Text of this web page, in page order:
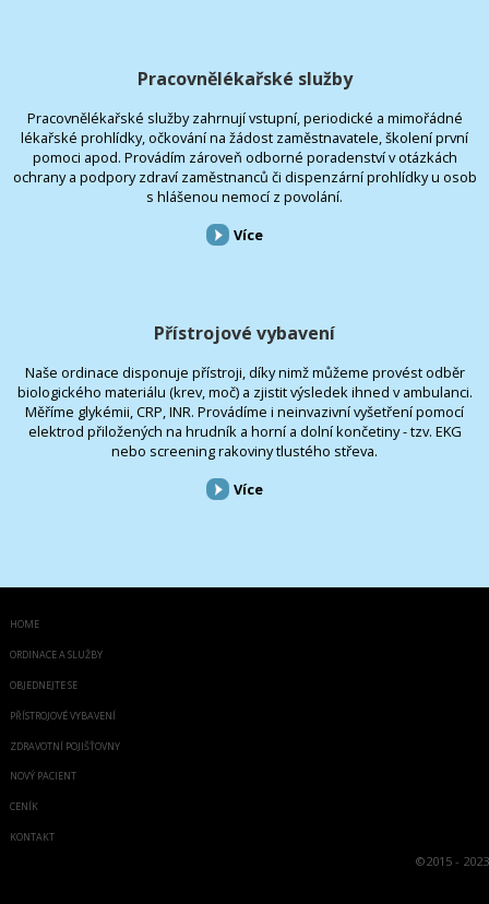
Pracovnělékařské služby
Pracovnělékařské služby zahrnují vstupní, periodické a mimořádné
lékařské prohlídky, očkování na žádost zaměstnavatele, školení první
pomoci apod. Provádím zároveň odborné poradenství v otázkách
ochrany a podpory zdraví zaměstnanců či dispenzární prohlídky u osob
s hlášenou nemocí z povolání.
Více
Přístrojové vybavení
Naše ordinace disponuje přístroji, díky nimž můžeme provést odběr
biologického materiálu (krev, moč) a zjistit výsledek ihned v ambulanci.
Měříme glykémii, CRP, INR. Provádíme i neinvazivní vyšetření pomocí
elektrod přiložených na hrudník a horní a dolní končetiny - tzv. EKG
nebo screening rakoviny tlustého střeva.
Více
HOME
ORDINACE A SLUŽBY
OBJEDNEJTE SE
PŘÍSTROJOVÉ VYBAVENÍ
ZDRAVOTNÍ POJIŠŤOVNY
NOVÝ PACIENT
CENÍK
KONTAKT
©2015 - 2023